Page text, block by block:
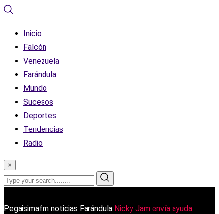
Inicio
Falcón
Venezuela
Farándula
Mundo
Sucesos
Deportes
Tendencias
Radio
×
Pegaisimafm noticias Farándula Nicky Jam envía ayuda